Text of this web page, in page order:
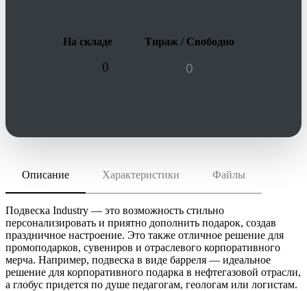
На складе Тираж / Свободно
0
Описание
Подвеска Industry — это возможность стильно
персонализировать и приятно дополнить подарок, создав
праздничное настроение. Это также отличное решение для
промоподарков, сувениров и отраслевого корпоративного
мерча. Например, подвеска в виде барреля — идеальное
решение для корпоративного подарка в нефтегазовой отрасли,
а глобус придется по душе педагогам, геологам или логистам.
Характеристики
РАЗМЕР ТОВАРА
пластик
ТРАНСПОРТНАЯ УПАКОВКА
19.5x16.5x9.5 см
ИНДИВИДУАЛЬНАЯ УПАКОВКА
Без упаковки
Файлы
скачать (pdf)
Инструкция по сохранению pdf из Corel Draw
Инструкция по сохранению pdf из Adobe Illustrator